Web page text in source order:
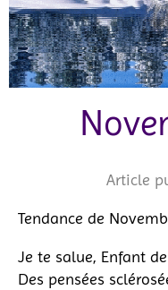
Article
Tendance de
Je te salue, Enfant
Des pensées